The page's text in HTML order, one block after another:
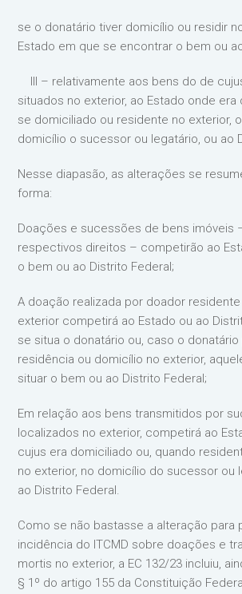
se o donatário tiver domicílio ou residir
Estado em que se encontrar o bem ou
III – relativamente aos bens do de
situados no exterior, ao Estado onde era
se domiciliado ou residente no exterior,
domicílio o sucessor ou legatário, ou ao
Nesse diapasão, as alterações se
forma:
Doações e sucessões de bens imóveis
respectivos direitos – competirão ao
o bem ou ao Distrito Federal;
A doação realizada por doador
exterior competirá ao Estado ou ao
se situa o donatário ou, caso o donatário
residência ou domicílio no exterior,
situar o bem ou ao Distrito Federal;
Em relação aos bens transmitidos por
localizados no exterior, competirá ao
cujus era domiciliado ou, quando
no exterior, no domicílio do sucessor ou
ao Distrito Federal.
Como se não bastasse a alteração para
incidência do ITCMD sobre doações e
mortis no exterior, a EC 132/23 incluiu,
§ 1º do artigo 155 da Constituição